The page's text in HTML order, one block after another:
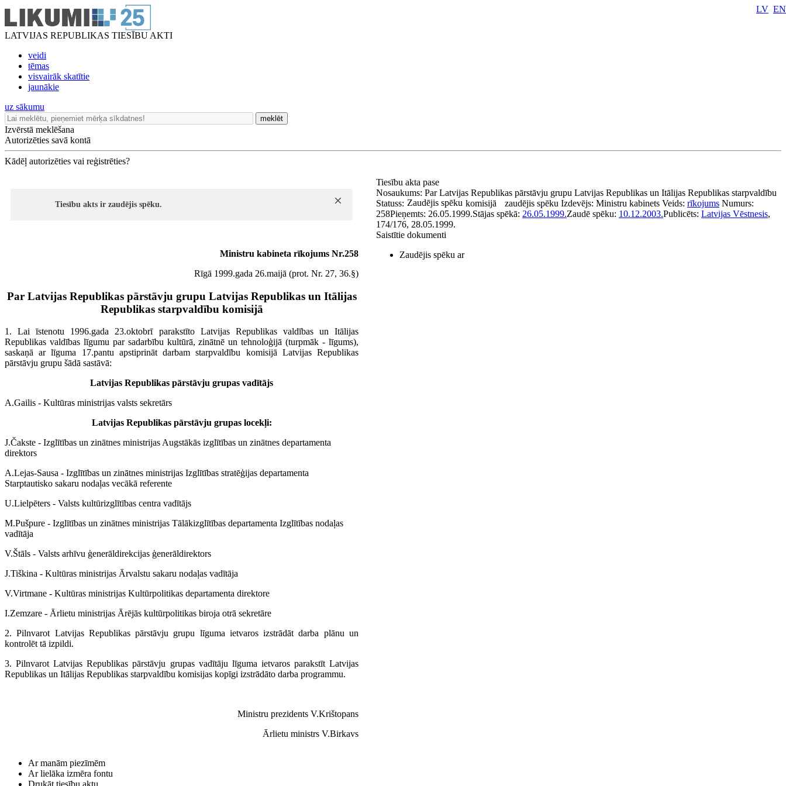
LATVIJAS REPUBLIKAS TIESĪBU AKTI
veidi
tēmas
visvairāk skatītie
jaunākie
LV EN
uz sākumu
meklēt
Izvērstā meklēšana
Autorizēties savā kontā
Kādēļ autorizēties vai reģistrēties?
Tiesību akts ir zaudējis spēku.
Ministru kabineta rīkojums Nr.258
Rīgā 1999.gada 26.maijā (prot. Nr. 27, 36.§)
Par Latvijas Republikas pārstāvju grupu Latvijas Republikas un Itālijas
Republikas starpvaldību komisijā
1. Lai īstenotu 1996.gada 23.oktobrī parakstīto Latvijas Republikas valdības un Itālijas
Republikas valdības līgumu par sadarbību kultūrā, zinātnē un tehnoloģijā (turpmāk - līgums),
saskaņā ar līguma 17.pantu apstiprināt darbam starpvaldību komisijā Latvijas Republikas
pārstāvju grupu šādā sastāvā:
Latvijas Republikas pārstāvju grupas vadītājs
A.Gailis - Kultūras ministrijas valsts sekretārs
Latvijas Republikas pārstāvju grupas locekļi:
J.Čakste - Izglītības un zinātnes ministrijas Augstākās izglītības un zinātnes departamenta
direktors
A.Lejas-Sausa - Izglītības un zinātnes ministrijas Izglītības stratēģijas departamenta
Starptautisko sakaru nodaļas vecākā referente
U.Lielpēters - Valsts kultūrizglītības centra vadītājs
M.Pušpure - Izglītības un zinātnes ministrijas Tālākizglītības departamenta Izglītības nodaļas
vadītāja
V.Štāls - Valsts arhīvu ģenerāldirekcijas ģenerāldirektors
J.Tiškina - Kultūras ministrijas Ārvalstu sakaru nodaļas vadītāja
V.Virtmane - Kultūras ministrijas Kultūrpolitikas departamenta direktore
I.Zemzare - Ārlietu ministrijas Ārējās kultūrpolitikas biroja otrā sekretāre
2. Pilnvarot Latvijas Republikas pārstāvju grupu līguma ietvaros izstrādāt darba plānu un
kontrolēt tā izpildi.
3. Pilnvarot Latvijas Republikas pārstāvju grupas vadītāju līguma ietvaros parakstīt Latvijas
Republikas un Itālijas Republikas starpvaldību komisijas kopīgi izstrādāto darba programmu.
Ministru prezidents V.Krištopans
Ārlietu ministrs V.Birkavs
Tiesību akta pase
Nosaukums: Par Latvijas Republikas pārstāvju grupu Latvijas Republikas un Itālijas Republikas starpvaldību
komisijā
Statuss: Zaudējis spēku zaudējis spēku Izdevējs: Ministru kabinets Veids: rīkojums Numurs:
258Pieņemts: 26.05.1999.Stājas spēkā: 26.05.1999.Zaudē spēku: 10.12.2003.Publicēts: Latvijas Vēstnesis,
174/176, 28.05.1999.
Saistītie dokumenti
Zaudējis spēku ar
Ar manām piezīmēm
Ar lielāka izmēra fontu
Drukāt tiesību aktu